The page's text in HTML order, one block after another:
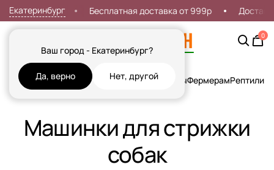
Екатеринбург
Ваш город - Екатеринбург?
Да, верно Нет, другой
первый заказ Бесплатная доставка от 999р
0
Кошки СобакиРыбы Грызуны и Хорьки ПтицыФермерамРептилии
Машинки для стрижки
собак